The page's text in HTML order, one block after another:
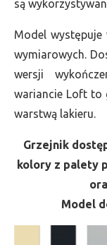
są
Model
wymiarowych.
wersji
wariancie Loft to
warstwą lakieru.
Grzejnik
kolory z palety
Model